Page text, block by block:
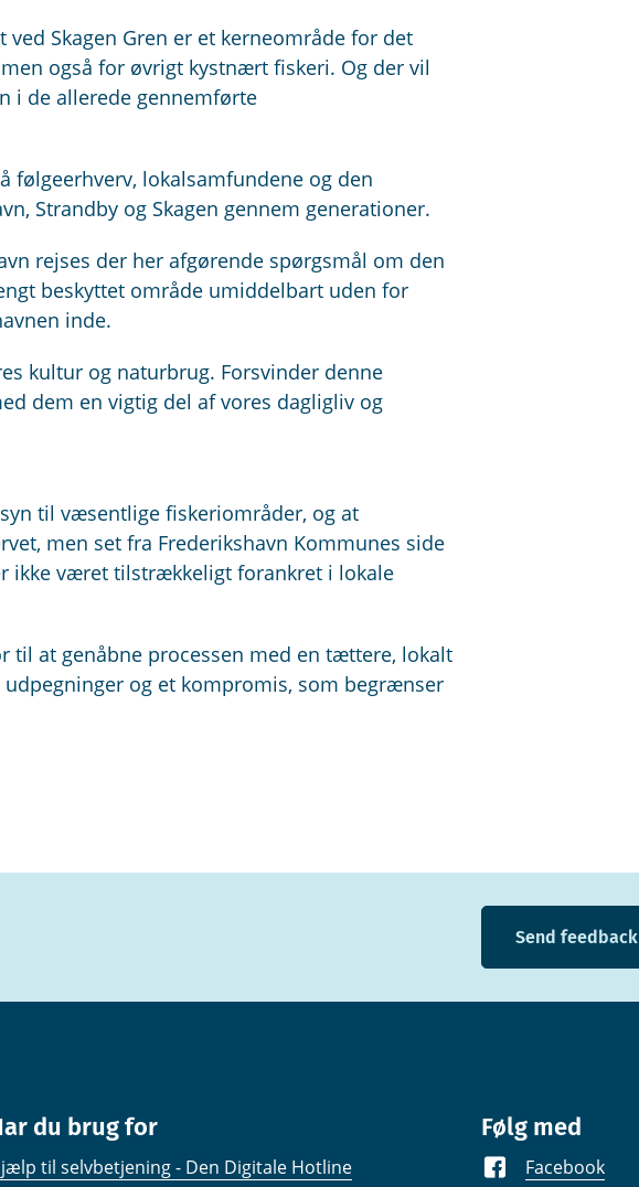
Skagen Gren er et kerneområde for det
også for øvrigt kystnært fiskeri. Og der vil
i de allerede gennemførte
følgeerhverv, lokalsamfundene og den
Strandby og Skagen gennem generationer.
rejses der her afgørende spørgsmål om den
beskyttet område umiddelbart uden for
inde.
kultur og naturbrug. Forsvinder denne
dem en vigtig del af vores dagligliv og
til væsentlige fiskeriområder, og at
men set fra Frederikshavn Kommunes side
ikke været tilstrækkeligt forankret i lokale
til at genåbne processen med en tættere, lokalt
og et kompromis, som begrænser
Send feedback
du brug for
til selvbetjening - Den Digitale Hotline
Følg med
Facebook